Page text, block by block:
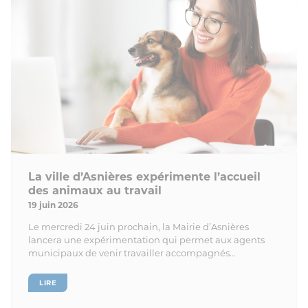
La ville d’Asnières expérimente l’accueil
des animaux au travail
19 juin 2026
Le mercredi 24 juin prochain, la Mairie d’Asnières
lancera une expérimentation qui permet aux agents
municipaux de venir travailler accompagnés...
LIRE